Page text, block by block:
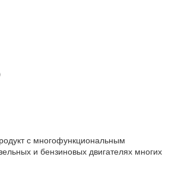
с многофункциональным
и бензиновых двигателях многих